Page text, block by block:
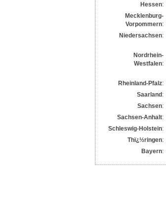
Hessen:
Mecklenburg-
Vorpommern:
Niedersachsen:
Nordrhein-
Westfalen:
Rheinland-Pfalz:
Saarland:
Sachsen:
Sachsen-Anhalt:
Schleswig-Holstein:
Thï¿½ringen:
Bayern: